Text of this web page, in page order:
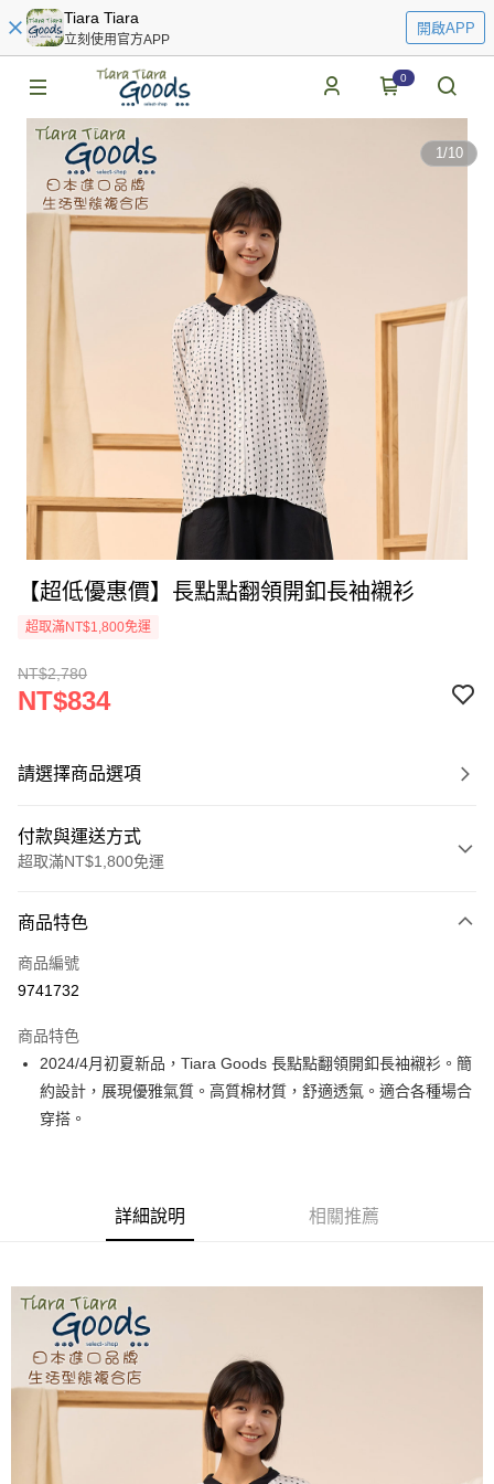
Tiara Tiara
立刻使用官方APP
開啟APP
0
1/10
【超低優惠價】長點點翻領開釦長袖襯衫
超取滿NT$1,800免運
NT$2,780
NT$834
請選擇商品選項
付款與運送方式
超取滿NT$1,800免運
信用卡一次付款
超商取貨付款
Apple Pay
街口支付
相關說明
【關於「AFTEE先享後付」】
AFTEE先享後付是「在收到商品之後才付款」的支付方式。 讓您購物簡單
便利好安心！
１．簡單：不需註冊會員、不需綁卡、不需儲值。
２．便利：只要手機號碼，簡訊認證，即可結帳。
３．安心：先確認商品／服務後，再付款。
【「AFTEE先享後付」結帳流程】
１．於結帳方式選擇「AFTEE先享後付」後，將跳轉至「AFTEE先享後付」
ATM付款
運送方式
每筆NT$60，滿NT$1,800(含以上)免運費
商品特色
商品編號
9741732
商品特色
2024/4月初夏新品，Tiara Goods 長點點翻領開釦長袖襯衫。簡
約設計，展現優雅氣質。高質棉材質，舒適透氣。適合各種場合
穿搭。
詳細說明 相關推薦